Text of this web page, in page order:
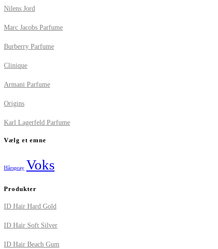
Nilens Jord
Marc Jacobs Parfume
Burberry Parfume
Clinique
Armani Parfume
Origins
Karl Lagerfeld Parfume
Vælg et emne
Hårspray Voks
Produkter
ID Hair Hard Gold
ID Hair Soft Silver
ID Hair Beach Gum